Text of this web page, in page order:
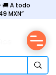
🚚 A todo
MXN”